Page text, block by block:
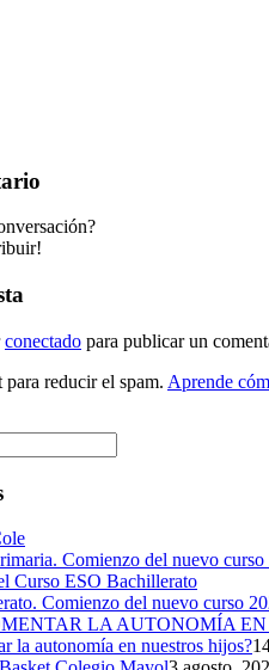
conectado para publicar un
reducir el spam. Aprende
Comienzo del nuevo curso
Comienzo del nuevo curso
la autonomía en nuestros hijos?